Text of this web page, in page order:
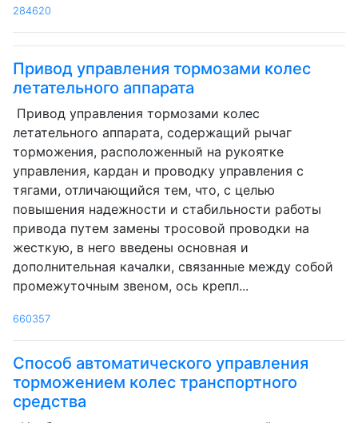
284620
Привод управления тормозами колес
летательного аппарата
Привод управления тормозами колес
летательного аппарата, содержащий рычаг
торможения, расположенный на рукоятке
управления, кардан и проводку управления с
тягами, отличающийся тем, что, с целью
повышения надежности и стабильности работы
привода путем замены тросовой проводки на
жесткую, в него введены основная и
дополнительная качалки, связанные между собой
промежуточным звеном, ось крепл...
660357
Способ автоматического управления
торможением колес транспортного
средства